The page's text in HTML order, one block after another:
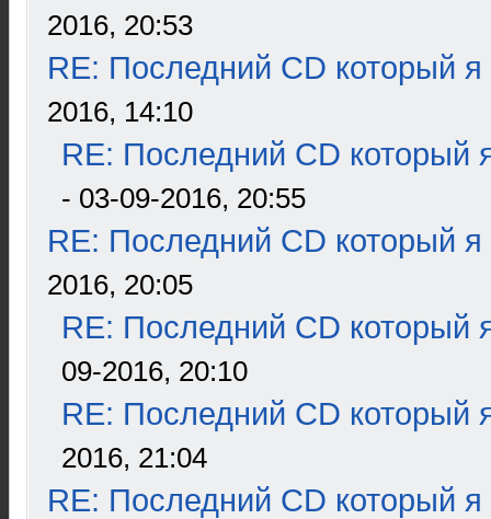
2016, 20:53
RE: Последний CD который я
2016, 14:10
RE: Последний CD который
- 03-09-2016, 20:55
RE: Последний CD который я
2016, 20:05
RE: Последний CD который
09-2016, 20:10
RE: Последний CD который
2016, 21:04
RE: Последний CD который я